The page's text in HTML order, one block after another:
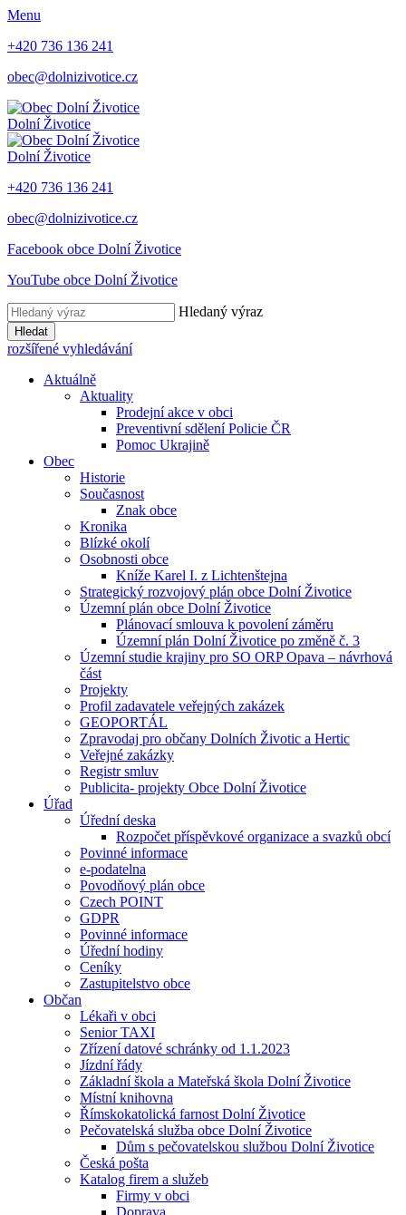
Menu
+420 736 136 241
obec@dolnizivotice.cz
Dolní Životice
Dolní Životice
+420 736 136 241
obec@dolnizivotice.cz
Facebook obce Dolní Životice
YouTube obce Dolní Životice
Hledaný výraz
Hledat
rozšířené vyhledávání
Aktuálně
Aktuality
Prodejní akce v obci
Preventivní sdělení Policie ČR
Pomoc Ukrajině
Obec
Historie
Současnost
Znak obce
Kronika
Blízké okolí
Osobnosti obce
Kníže Karel I. z Lichtenštejna
Strategický rozvojový plán obce Dolní Životice
Územní plán obce Dolní Životice
Plánovací smlouva k povolení záměru
Územní plán Dolní Životice po změně č. 3
Územní studie krajiny pro SO ORP Opava – návrhová
část
Projekty
Profil zadavatele veřejných zakázek
GEOPORTÁL
Zpravodaj pro občany Dolních Životic a Hertic
Veřejné zakázky
Registr smluv
Publicita- projekty Obce Dolní Životice
Úřad
Úřední deska
Rozpočet příspěvkové organizace a svazků obcí
Povinné informace
e-podatelna
Povodňový plán obce
Czech POINT
GDPR
Povinné informace
Úřední hodiny
Ceníky
Zastupitelstvo obce
Občan
Lékaři v obci
Senior TAXI
Zřízení datové schránky od 1.1.2023
Jízdní řády
Základní škola a Mateřská škola Dolní Životice
Místní knihovna
Římskokatolická farnost Dolní Životice
Pečovatelská služba obce Dolní Životice
Dům s pečovatelskou službou Dolní Životice
Česká pošta
Katalog firem a služeb
Firmy v obci
Doprava